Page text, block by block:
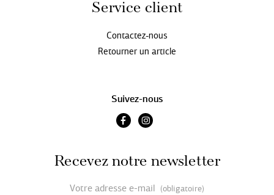
Service client
Contactez-nous
Retourner un article
Suivez-nous
Recevez notre newsletter
Votre adresse e-mail (obligatoire)